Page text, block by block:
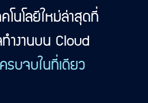
โนโลยีใหม่ล่าสุดที่
งานบน Cloud
ครบจบในที่เดียว